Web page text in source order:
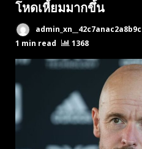
โหดเหี้ยมมากขึ้น
1 min read
1368